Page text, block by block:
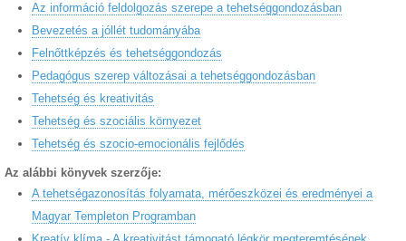
Az információ feldolgozás szerepe a tehetséggondozásban
Bevezetés a jóllét tudományába
Felnőttképzés és tehetséggondozás
Pedagógus szerep változásai a tehetséggondozásban
Tehetség és kreativitás
Tehetség és szociális környezet
Tehetség és szocio-emocionális fejlődés
Az alábbi könyvek szerzője:
A tehetségazonosítás folyamata, mérőeszközei és eredményei a
Magyar Templeton Programban